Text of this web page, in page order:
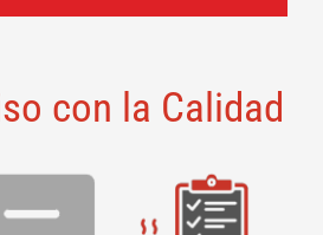
con la Calidad